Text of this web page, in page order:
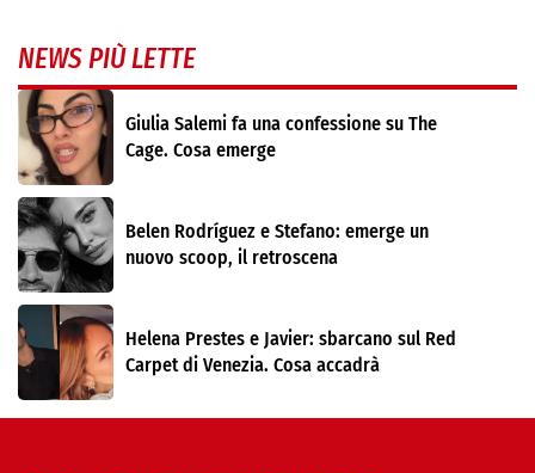
NEWS PIÙ LETTE
Giulia Salemi fa una confessione su The
Cage. Cosa emerge
Belen Rodríguez e Stefano: emerge un
nuovo scoop, il retroscena
Helena Prestes e Javier: sbarcano sul Red
Carpet di Venezia. Cosa accadrà